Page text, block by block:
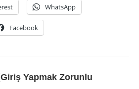
WhatsApp
Facebook
Yapmak Zorunlu